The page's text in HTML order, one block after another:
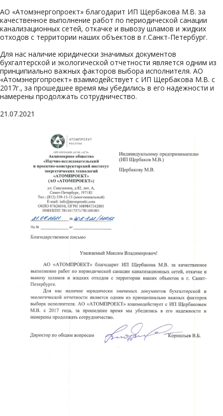
АО «Атомэнергопроект» благодарит ИП Щербакова М.В. за
качественное выполнение работ по периодической санации
канализационных сетей, откачке и вывозу шламов и жидких
отходов с территории наших объектов в г.Санкт-Петербург.
Для нас наличие юридически значимых документов
бухгалтерской и экологической отчетности является одним из
принципиально важных факторов выбора исполнителя. АО
«Атомэнергопроект» взаимодействует с ИП Щербакова М.В. с
2017г., за прошедшее время мы убедились в его надежности и
намерены продолжать сотрудничество.
21.07.2021